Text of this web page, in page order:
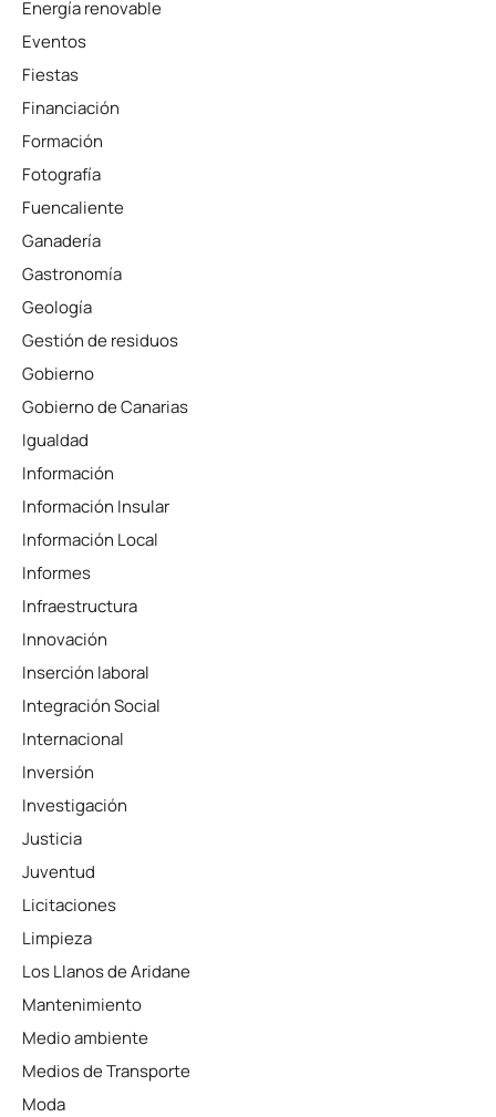
Energía renovable
Eventos
Fiestas
Financiación
Formación
Fotografía
Fuencaliente
Ganadería
Gastronomía
Geología
Gestión de residuos
Gobierno
Gobierno de Canarias
Igualdad
Información
Información Insular
Información Local
Informes
Infraestructura
Innovación
Inserción laboral
Integración Social
Internacional
Inversión
Investigación
Justicia
Juventud
Licitaciones
Limpieza
Los Llanos de Aridane
Mantenimiento
Medio ambiente
Medios de Transporte
Moda